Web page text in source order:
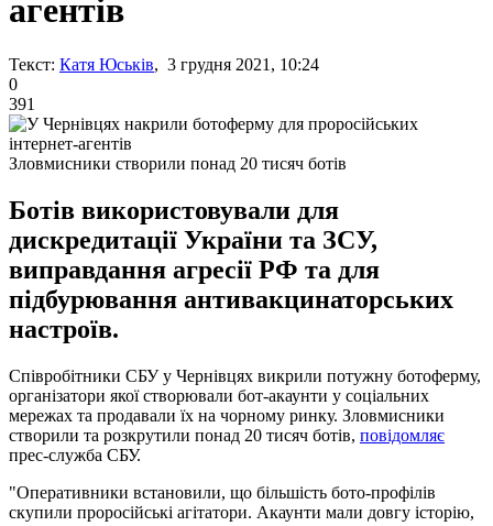
агентів
Текст: Катя Юськів, 3 грудня 2021, 10:24
0
391
Зловмисники створили понад 20 тисяч ботів
Ботів використовували для
дискредитації України та ЗСУ,
виправдання агресії РФ та для
підбурювання антивакцинаторських
настроїв.
Співробітники СБУ у Чернівцях викрили потужну ботоферму,
організатори якої створювали бот-акаунти у соціальних
мережах та продавали їх на чорному ринку. Зловмисники
створили та розкрутили понад 20 тисяч ботів, повідомляє
прес-служба СБУ.
"Оперативники встановили, що більшість бото-профілів
скупили проросійські агітатори. Акаунти мали довгу історію,